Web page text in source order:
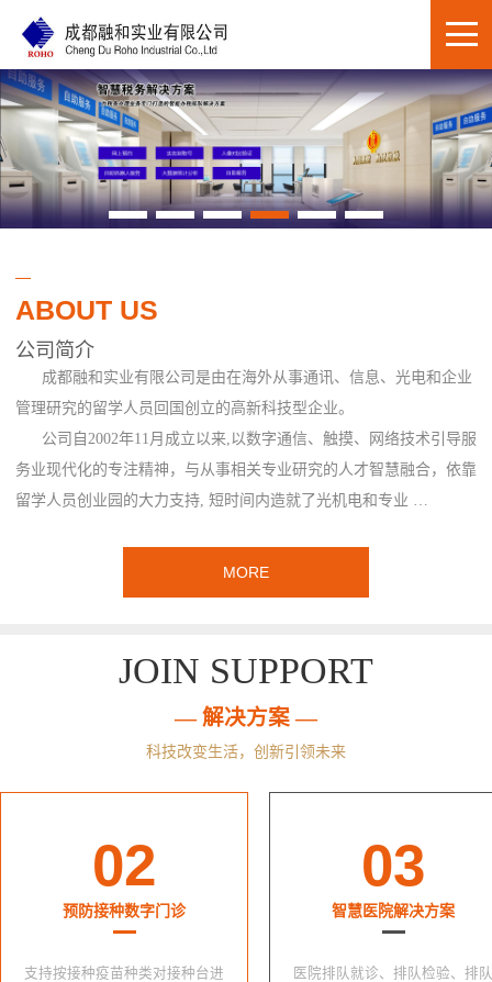
ABOUT US
公司简介
成都融和实业有限公司是由在海外从事通讯、信息、光电和企业
管理研究的留学人员回国创立的高新科技型企业。
公司自2002年11月成立以来,以数字通信、触摸、网络技术引导服
务业现代化的专注精神，与从事相关专业研究的人才智慧融合，依靠
留学人员创业园的大力支持, 短时间内造就了光机电和专业 …
MORE
JOIN SUPPORT
— 解决方案 —
科技改变生活，创新引领未来
02
预防接种数字门诊
支持按接种疫苗种类对接种台进
03
智慧医院解决方案
医院排队就诊、排队检验、排队